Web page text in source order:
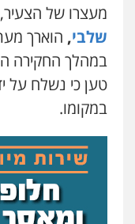
פלילי
פלילי
גל
מעצרו של הצעיר,
שלבי,
במהלך החקירה
טען כי נשלח על
במקומו.